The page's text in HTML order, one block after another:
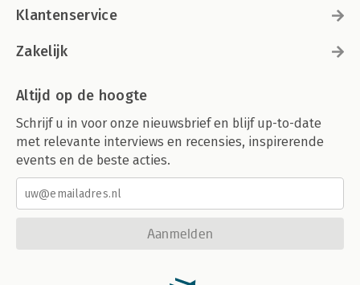
Klantenservice
Zakelijk
Altijd op de hoogte
Schrijf u in voor onze nieuwsbrief en blijf up-to-date
met relevante interviews en recensies, inspirerende
events en de beste acties.
Aanmelden